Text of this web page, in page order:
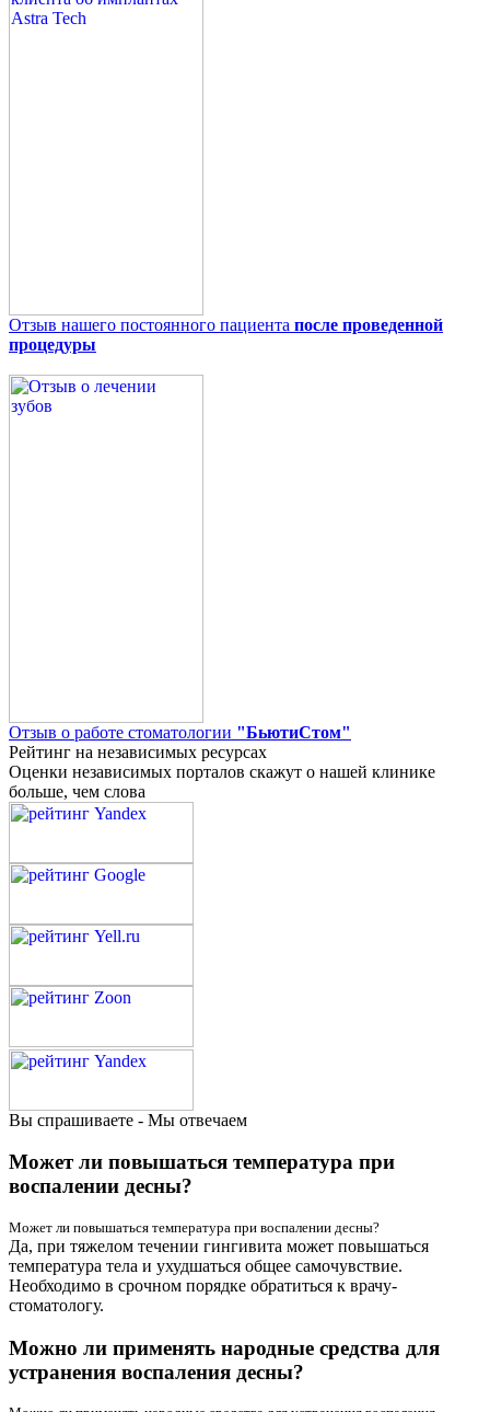
Отзыв нашего постоянного пациента после проведенной
процедуры
Отзыв о работе стоматологии "БьютиСтом"
Рейтинг на независимых ресурсах
Оценки независимых порталов скажут о нашей клинике
больше, чем слова
Вы спрашиваете - Мы отвечаем
Может ли повышаться температура при
воспалении десны?
Может ли повышаться температура при воспалении десны?
Да, при тяжелом течении гингивита может повышаться
температура тела и ухудшаться общее самочувствие.
Необходимо в срочном порядке обратиться к врачу-
стоматологу.
Можно ли применять народные средства для
устранения воспаления десны?